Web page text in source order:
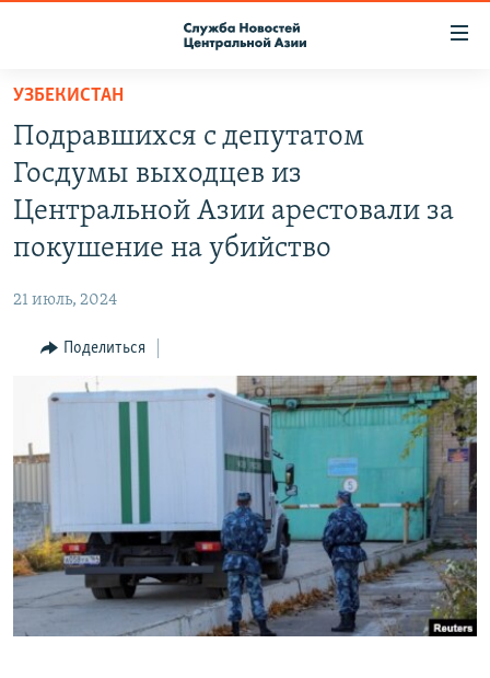
Вернуться
основному
содержанию
Вернутся
главной
Вернутся
поиску
ПОДПИСКА
КОНТАКТЫ
МИГРАНТ МЕДИА
УЗБЕКИСТАН
Подравшихся с депутатом
Госдумы выходцев из
Центральной Азии арестовали за
покушение на убийство
21 июль, 2024
Поделиться